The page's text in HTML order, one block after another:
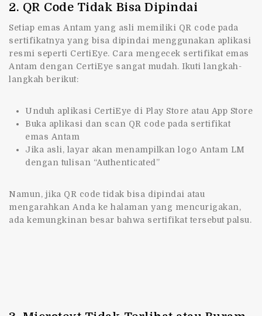
2. QR Code Tidak Bisa Dipindai
Setiap emas Antam yang asli memiliki QR code pada
sertifikatnya yang bisa dipindai menggunakan aplikasi
resmi seperti CertiEye. Cara mengecek sertifikat emas
Antam dengan CertiEye sangat mudah. Ikuti langkah-
langkah berikut:
Unduh aplikasi CertiEye di Play Store atau App Store
Buka aplikasi dan scan QR code pada sertifikat
emas Antam
Jika asli, layar akan menampilkan logo Antam LM
dengan tulisan “Authenticated”
Namun, jika QR code tidak bisa dipindai atau
mengarahkan Anda ke halaman yang mencurigakan,
ada kemungkinan besar bahwa sertifikat tersebut palsu.